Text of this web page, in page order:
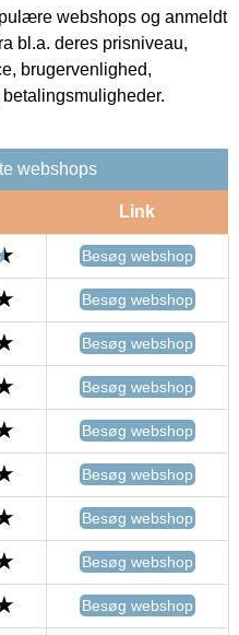
webshops og anmeldt
bl.a. deres prisniveau,
brugervenlighed,
webshops
Link
Besøg webshop
Besøg webshop
Besøg webshop
Besøg webshop
Besøg webshop
Besøg webshop
Besøg webshop
Besøg webshop
Besøg webshop